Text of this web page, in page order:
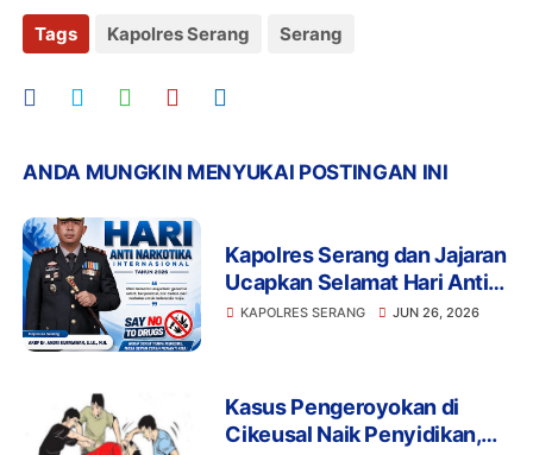
Tags Kapolres Serang Serang
ANDA MUNGKIN MENYUKAI POSTINGAN INI
Kapolres Serang dan Jajaran
Ucapkan Selamat Hari Anti
Narkotika Internasional
KAPOLRES SERANG JUN 26, 2026
Kasus Pengeroyokan di
Cikeusal Naik Penyidikan,